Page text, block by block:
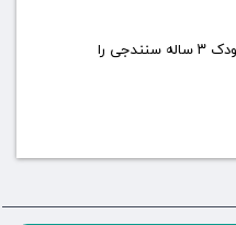
سگ بلاصاحب جان کودک ۳ ساله سنندجی را